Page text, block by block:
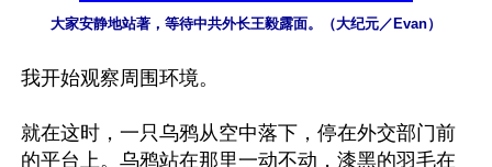
大家安静地站著，等待中共外长王毅露面。（大纪元／Evan）
我开始观察周围环境。
就在这时，一只乌鸦从空中落下，停在外交部门前
的平台上。乌鸦站在那里一动不动，漆黑的羽毛在